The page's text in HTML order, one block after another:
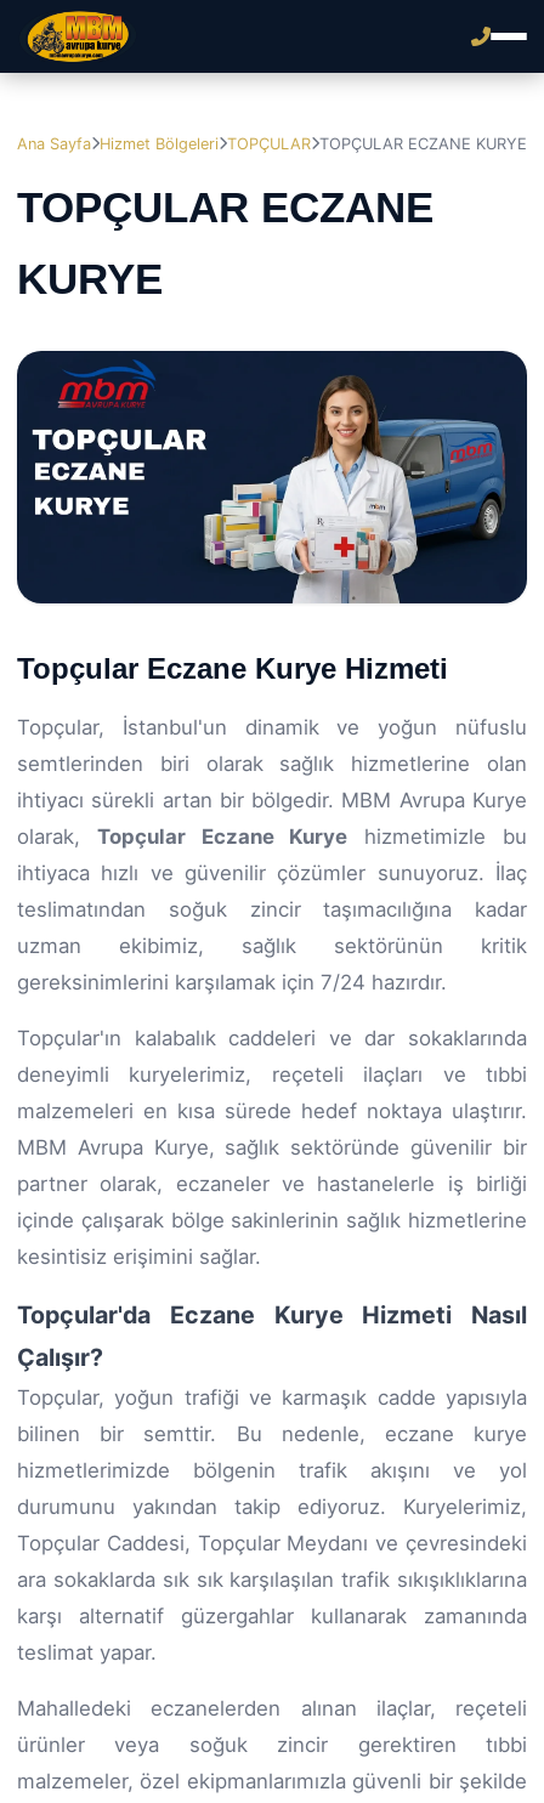
Ana Sayfa Hizmet Bölgeleri TOPÇULAR TOPÇULAR ECZANE KURYE
TOPÇULAR ECZANE
KURYE
Topçular Eczane Kurye Hizmeti
Topçular, İstanbul'un dinamik ve yoğun nüfuslu
semtlerinden biri olarak sağlık hizmetlerine olan
ihtiyacı sürekli artan bir bölgedir. MBM Avrupa Kurye
olarak, Topçular Eczane Kurye hizmetimizle bu
ihtiyaca hızlı ve güvenilir çözümler sunuyoruz. İlaç
teslimatından soğuk zincir taşımacılığına kadar
uzman ekibimiz, sağlık sektörünün kritik
gereksinimlerini karşılamak için 7/24 hazırdır.
Topçular'ın kalabalık caddeleri ve dar sokaklarında
deneyimli kuryelerimiz, reçeteli ilaçları ve tıbbi
malzemeleri en kısa sürede hedef noktaya ulaştırır.
MBM Avrupa Kurye, sağlık sektöründe güvenilir bir
partner olarak, eczaneler ve hastanelerle iş birliği
içinde çalışarak bölge sakinlerinin sağlık hizmetlerine
kesintisiz erişimini sağlar.
Topçular'da Eczane Kurye Hizmeti Nasıl
Çalışır?
Topçular, yoğun trafiği ve karmaşık cadde yapısıyla
bilinen bir semttir. Bu nedenle, eczane kurye
hizmetlerimizde bölgenin trafik akışını ve yol
durumunu yakından takip ediyoruz. Kuryelerimiz,
Topçular Caddesi, Topçular Meydanı ve çevresindeki
ara sokaklarda sık sık karşılaşılan trafik sıkışıklıklarına
karşı alternatif güzergahlar kullanarak zamanında
teslimat yapar.
Mahalledeki eczanelerden alınan ilaçlar, reçeteli
ürünler veya soğuk zincir gerektiren tıbbi
malzemeler, özel ekipmanlarımızla güvenli bir şekilde